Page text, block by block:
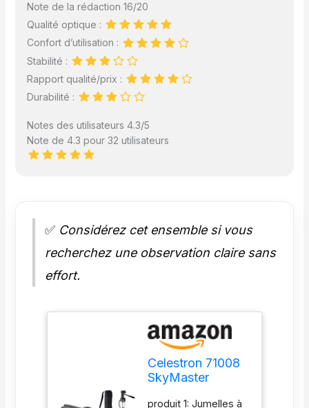
Note de la rédaction 16/20
Qualité optique :
Confort d’utilisation :
Stabilité :
Rapport qualité/prix :
Durabilité :
Notes des utilisateurs 4.3/5
Note de 4.3 pour 32 utilisateurs
✅Considérez cet ensemble si vous
recherchez une observation claire sans
effort.
Celestron 71008
SkyMaster
produit 1: Jumelles à